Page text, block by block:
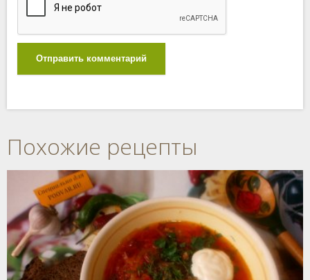
Отправить комментарий
Похожие рецепты